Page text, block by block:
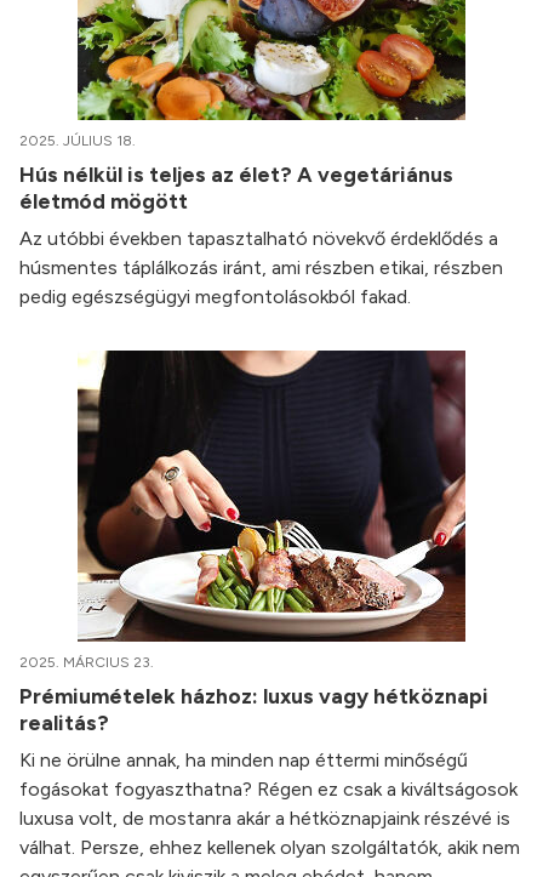
2025. JÚLIUS 18.
Hús nélkül is teljes az élet? A vegetáriánus
életmód mögött
Az utóbbi években tapasztalható növekvő érdeklődés a
húsmentes táplálkozás iránt, ami részben etikai, részben
pedig egészségügyi megfontolásokból fakad.
2025. MÁRCIUS 23.
Prémiumételek házhoz: luxus vagy hétköznapi
realitás?
Ki ne örülne annak, ha minden nap éttermi minőségű
fogásokat fogyaszthatna? Régen ez csak a kiváltságosok
luxusa volt, de mostanra akár a hétköznapjaink részévé is
válhat. Persze, ehhez kellenek olyan szolgáltatók, akik nem